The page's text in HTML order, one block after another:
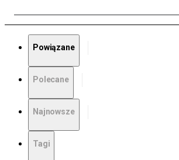
Powiązane
Polecane
Najnowsze
Tagi